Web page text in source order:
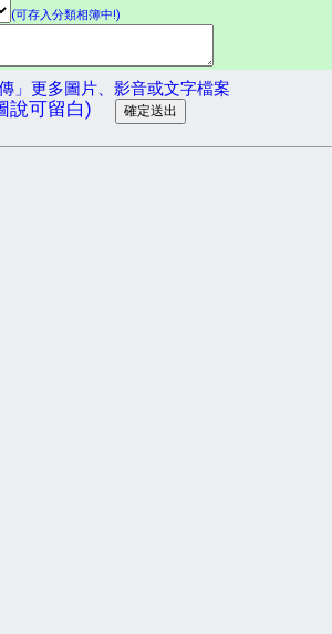
(可存入分類相簿中!)
」更多圖片、影音或文字檔案
說可留白)